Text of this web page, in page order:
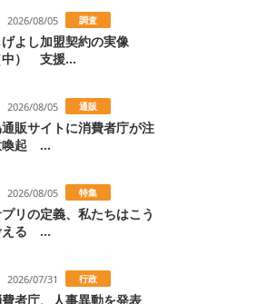
2026/08/05 調査
げよし加盟契約の実像
中） 支援...
2026/08/05 通販
販サイトに消費者庁が注
喚起 ...
2026/08/05 特集
リの定義、私たちはこう
える ...
2026/07/31 行政
者庁、人事異動を発表